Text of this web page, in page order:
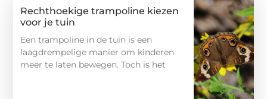
Rechthoekige trampoline kiezen
voor je tuin
Een trampoline in de tuin is een
laagdrempelige manier om kinderen
meer te laten bewegen. Toch is het